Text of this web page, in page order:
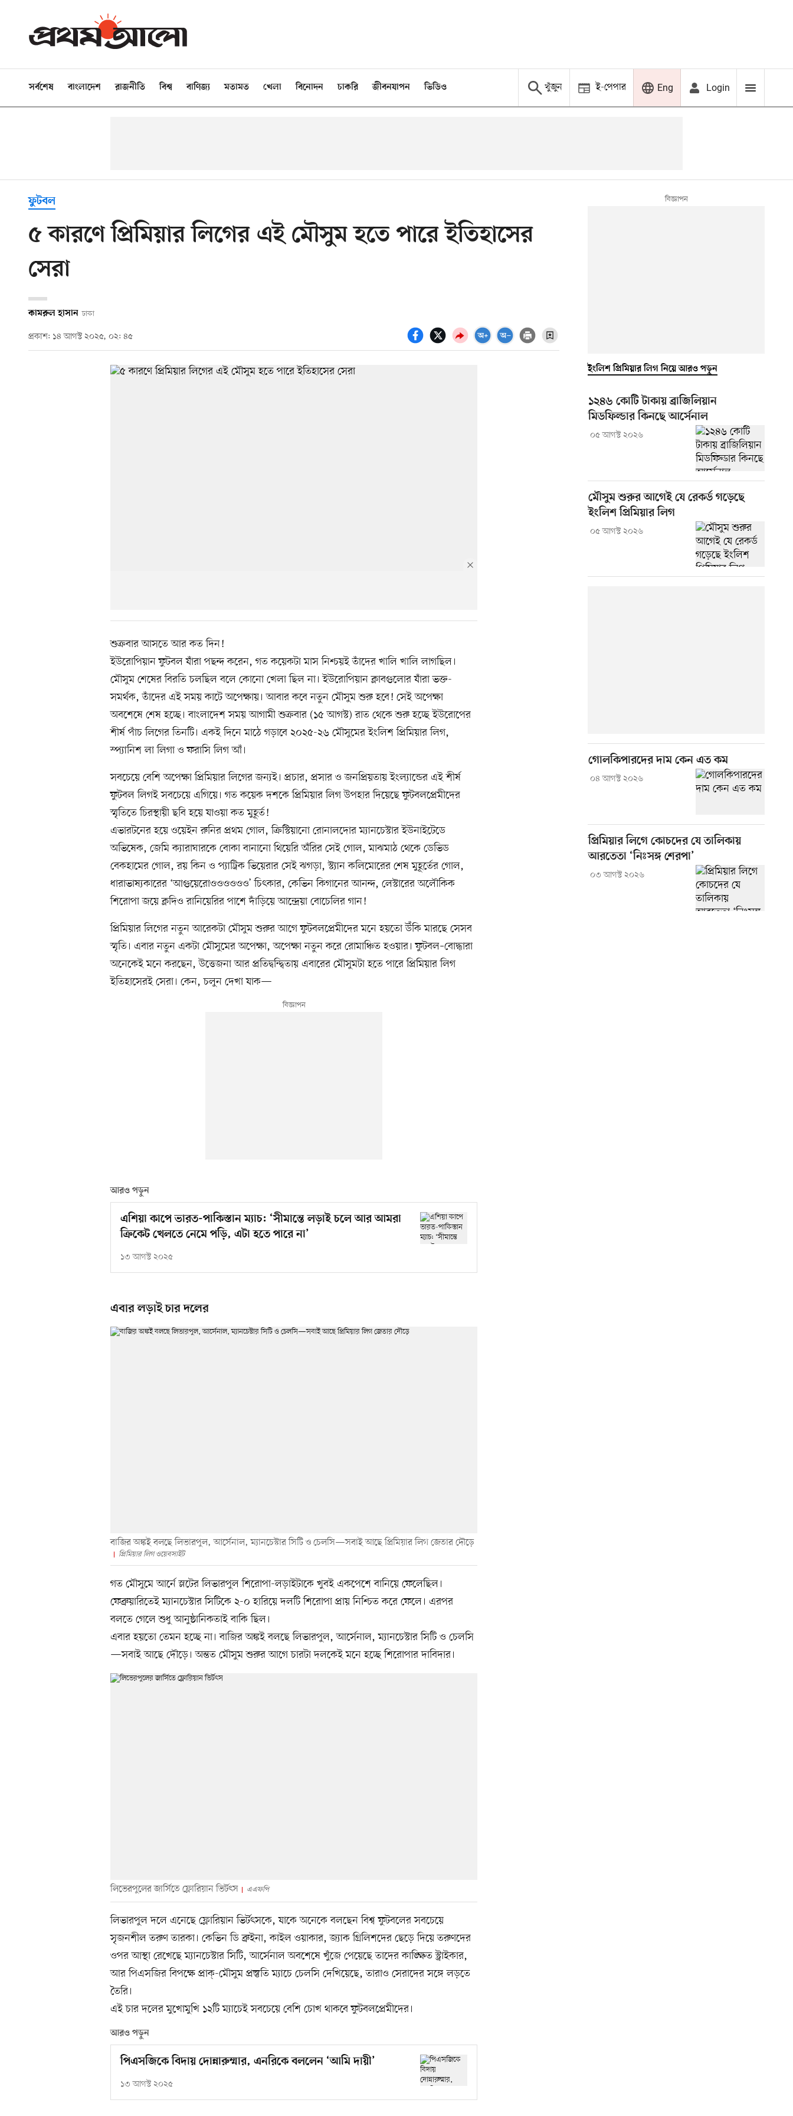
সর্বশেষ বাংলাদেশ রাজনীতি বিশ্ব বাণিজ্য মতামত খেলা বিনোদন চাকরি জীবনযাপন ভিডিও খুঁজুন ই-পেপার Eng Login
ফুটবল
৫ কারণে প্রিমিয়ার লিগের এই মৌসুম হতে পারে ইতিহাসের
সেরা
কামরুল হাসান ঢাকা
প্রকাশ: ১৪ আগস্ট ২০২৫, ০২: ৪৫
শুক্রবার আসতে আর কত দিন!
ইউরোপিয়ান ফুটবল যাঁরা পছন্দ করেন, গত কয়েকটা মাস নিশ্চয়ই তাঁদের খালি খালি লাগছিল।
মৌসুম শেষের বিরতি চলছিল বলে কোনো খেলা ছিল না। ইউরোপিয়ান ক্লাবগুলোর যাঁরা ভক্ত-
সমর্থক, তাঁদের এই সময় কাটে অপেক্ষায়। আবার কবে নতুন মৌসুম শুরু হবে! সেই অপেক্ষা
অবশেষে শেষ হচ্ছে। বাংলাদেশ সময় আগামী শুক্রবার (১৫ আগস্ট) রাত থেকে শুরু হচ্ছে ইউরোপের
শীর্ষ পাঁচ লিগের তিনটি। একই দিনে মাঠে গড়াবে ২০২৫-২৬ মৌসুমের ইংলিশ প্রিমিয়ার লিগ,
স্প্যানিশ লা লিগা ও ফরাসি লিগ আঁ।
সবচেয়ে বেশি অপেক্ষা প্রিমিয়ার লিগের জন্যই। প্রচার, প্রসার ও জনপ্রিয়তায় ইংল্যান্ডের এই শীর্ষ
ফুটবল লিগই সবচেয়ে এগিয়ে। গত কয়েক দশকে প্রিমিয়ার লিগ উপহার দিয়েছে ফুটবলপ্রেমীদের
স্মৃতিতে চিরস্থায়ী ছবি হয়ে যাওয়া কত মুহূর্ত!
এভারটনের হয়ে ওয়েইন রুনির প্রথম গোল, ক্রিস্টিয়ানো রোনালদোর ম্যানচেস্টার ইউনাইটেডে
অভিষেক, জেমি ক্যারাঘারকে বোকা বানানো থিয়েরি অঁরির সেই গোল, মাঝমাঠ থেকে ডেভিড
বেকহামের গোল, রয় কিন ও প্যাট্রিক ভিয়েরার সেই ঝগড়া, স্ট্যান কলিমোরের শেষ মুহূর্তের গোল,
ধারাভাষ্যকারের ‘আগুয়েরোওওওওওও’ চিৎকার, কেভিন কিগানের আনন্দ, লেস্টারের অলৌকিক
শিরোপা জয়ে ক্লদিও রানিয়েরির পাশে দাঁড়িয়ে আন্দ্রেয়া বোচেলির গান!
প্রিমিয়ার লিগের নতুন আরেকটা মৌসুম শুরুর আগে ফুটবলপ্রেমীদের মনে হয়তো উঁকি মারছে সেসব
স্মৃতি। এবার নতুন একটা মৌসুমের অপেক্ষা, অপেক্ষা নতুন করে রোমাঞ্চিত হওয়ার। ফুটবল–বোদ্ধারা
অনেকেই মনে করছেন, উত্তেজনা আর প্রতিদ্বন্দ্বিতায় এবারের মৌসুমটা হতে পারে প্রিমিয়ার লিগ
ইতিহাসেরই সেরা। কেন, চলুন দেখা যাক—
আরও পড়ুন
এশিয়া কাপে ভারত-পাকিস্তান ম্যাচ: ‘সীমান্তে লড়াই চলে আর আমরা
ক্রিকেট খেলতে নেমে পড়ি, এটা হতে পারে না’
১৩ আগস্ট ২০২৫
এবার লড়াই চার দলের
বাজির অঙ্কই বলছে লিভারপুল, আর্সেনাল, ম্যানচেস্টার সিটি ও চেলসি—সবাই আছে প্রিমিয়ার লিগ জেতার দৌড়ে
প্রিমিয়ার লিগ ওয়েবসাইট
গত মৌসুমে আর্নে স্লটের লিভারপুল শিরোপা-লড়াইটাকে খুবই একপেশে বানিয়ে ফেলেছিল।
ফেব্রুয়ারিতেই ম্যানচেস্টার সিটিকে ২-০ হারিয়ে দলটি শিরোপা প্রায় নিশ্চিত করে ফেলে। এরপর
বলতে গেলে শুধু আনুষ্ঠানিকতাই বাকি ছিল।
এবার হয়তো তেমন হচ্ছে না। বাজির অঙ্কই বলছে লিভারপুল, আর্সেনাল, ম্যানচেস্টার সিটি ও চেলসি
—সবাই আছে দৌড়ে। অন্তত মৌসুম শুরুর আগে চারটা দলকেই মনে হচ্ছে শিরোপার দাবিদার।
লিভেরপুলের জার্সিতে ফ্লোরিয়ান ভির্টৎস এএফপি
লিভারপুল দলে এনেছে ফ্লোরিয়ান ভির্টৎসকে, যাকে অনেকে বলছেন বিশ্ব ফুটবলের সবচেয়ে
সৃজনশীল তরুণ তারকা। কেভিন ডি ব্রুইনা, কাইল ওয়াকার, জ্যাক গ্রিলিশদের ছেড়ে দিয়ে তরুণদের
ওপর আস্থা রেখেছে ম্যানচেস্টার সিটি, আর্সেনাল অবশেষে খুঁজে পেয়েছে তাদের কাঙ্ক্ষিত স্ট্রাইকার,
আর পিএসজির বিপক্ষে প্রাক্‌-মৌসুম প্রস্তুতি ম্যাচে চেলসি দেখিয়েছে, তারাও সেরাদের সঙ্গে লড়তে
তৈরি।
এই চার দলের মুখোমুখি ১২টি ম্যাচেই সবচেয়ে বেশি চোখ থাকবে ফুটবলপ্রেমীদের।
আরও পড়ুন
পিএসজিকে বিদায় দোন্নারুম্মার, এনরিকে বললেন ‘আমি দায়ী’
১৩ আগস্ট ২০২৫
ইংলিশ প্রিমিয়ার লিগ নিয়ে আরও পড়ুন
১২৪৬ কোটি টাকায় ব্রাজিলিয়ান
মিডফিল্ডার কিনছে আর্সেনাল
০৫ আগস্ট ২০২৬
মৌসুম শুরুর আগেই যে রেকর্ড গড়েছে
ইংলিশ প্রিমিয়ার লিগ
০৫ আগস্ট ২০২৬
গোলকিপারদের দাম কেন এত কম
০৪ আগস্ট ২০২৬
প্রিমিয়ার লিগে কোচদের যে তালিকায়
আরতেতা ‘নিঃসঙ্গ শেরপা’
০৩ আগস্ট ২০২৬